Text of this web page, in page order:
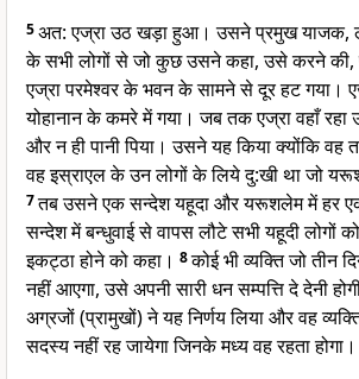
5अत: एज्रा उठ खड़ा हुआ। उसने प्रमुख याजक,
के सभी लोगों से जो कुछ उसने कहा, उसे करने की,
एज्रा परमेश्वर के भवन के सामने से दूर हट गया।
योहानान के कमरे में गया। जब तक एज्रा वहाँ रहा
और न ही पानी पिया। उसने यह किया क्योंकि वह
वह इस्राएल के उन लोगों के लिये दु:खी था जो
7तब उसने एक सन्देश यहूदा और यरूशलेम में हर
सन्देश में बन्धुवाई से वापस लौटे सभी यहूदी
इकट्ठा होने को कहा। 8कोई भी व्यक्ति जो तीन
नहीं आएगा, उसे अपनी सारी धन सम्पत्ति दे देनी
अग्रजों (प्रामुखों) ने यह निर्णय लिया और वह
सदस्य नहीं रह जायेगा जिनके मध्य वह रहता होगा।